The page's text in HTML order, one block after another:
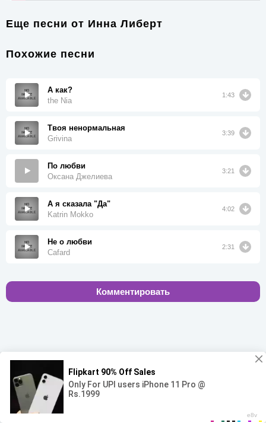
Еще песни от Инна Либерт
Похожие песни
А как?
the Nia
1:43
Твоя ненормальная
Grivina
3:39
По любви
Оксана Джелиева
3:21
А я сказала "Да"
Katrin Mokko
4:02
Не о любви
Cafard
2:31
Комментировать
00:00